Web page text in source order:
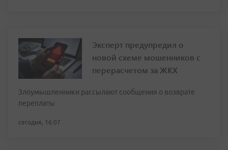
Эксперт предупредил о
новой схеме мошенников с
перерасчетом за ЖКХ
Злоумышленники рассылают сообщения о возврате
переплаты
сегодня, 16:07